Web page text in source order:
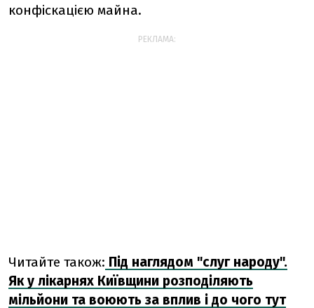
конфіскацією майна.
РЕКЛАМА:
Читайте також: Під наглядом "слуг народу".
Як у лікарнях Київщини розподіляють
мільйони та воюють за вплив і до чого тут